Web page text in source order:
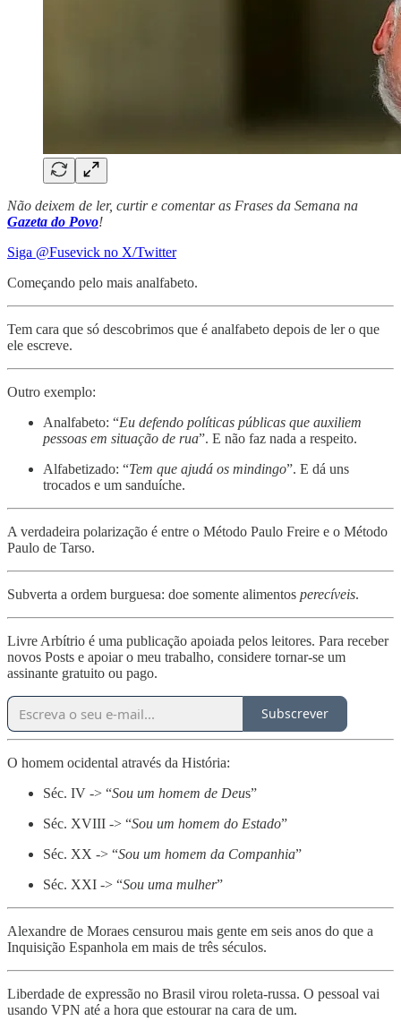
Não deixem de ler, curtir e comentar as Frases da Semana na
Gazeta do Povo!
Siga @Fusevick no X/Twitter
Começando pelo mais analfabeto.
Tem cara que só descobrimos que é analfabeto depois de ler o que
ele escreve.
Outro exemplo:
Analfabeto: “Eu defendo políticas públicas que auxiliem
pessoas em situação de rua”. E não faz nada a respeito.
Alfabetizado: “Tem que ajudá os mindingo”. E dá uns
trocados e um sanduíche.
A verdadeira polarização é entre o Método Paulo Freire e o Método
Paulo de Tarso.
Subverta a ordem burguesa: doe somente alimentos perecíveis.
Livre Arbítrio é uma publicação apoiada pelos leitores. Para receber
novos Posts e apoiar o meu trabalho, considere tornar-se um
assinante gratuito ou pago.
Subscrever
O homem ocidental através da História:
Séc. IV -> “Sou um homem de Deus”
Séc. XVIII -> “Sou um homem do Estado”
Séc. XX -> “Sou um homem da Companhia”
Séc. XXI -> “Sou uma mulher”
Alexandre de Moraes censurou mais gente em seis anos do que a
Inquisição Espanhola em mais de três séculos.
Liberdade de expressão no Brasil virou roleta-russa. O pessoal vai
usando VPN até a hora que estourar na cara de um.